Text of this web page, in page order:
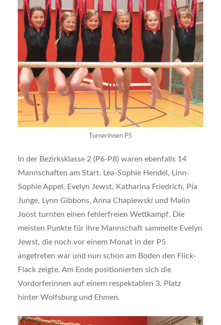
Turnerinnen P5
In der Bezirksklasse 2 (P6-P8) waren ebenfalls 14
Mannschaften am Start. Lea-Sophie Hendel, Linn-
Sophie Appel, Evelyn Jewst, Katharina Friedrich, Pia
Junge, Lynn Gibbons, Anna Chapiewski und Malin
Joost turnten einen fehlerfreien Wettkampf. Die
meisten Punkte für ihre Mannschaft sammelte Evelyn
Jewst, die noch vor einem Monat in der P5
angetreten war und nun schon am Boden den Flick-
Flack zeigte. Am Ende positionierten sich die
Vordorferinnen auf einem respektablen 3. Platz
hinter Wolfsburg und Ehmen.